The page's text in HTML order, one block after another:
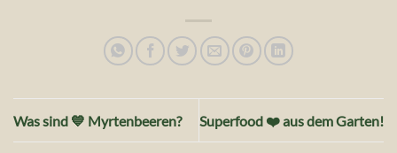
Was sind 💙 Myrtenbeeren? Superfood ❤️ aus dem Garten!